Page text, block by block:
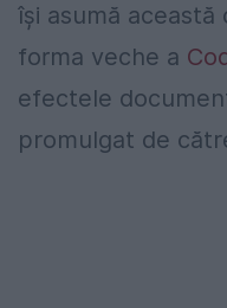
își asumă această
forma veche a
efectele
promulgat de